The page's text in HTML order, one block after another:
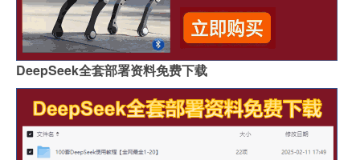
DeepSeek全套部署资料免费下载